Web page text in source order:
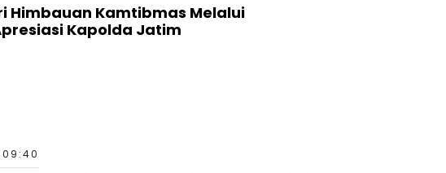
Himbauan Kamtibmas Melalui
Kapolda Jatim